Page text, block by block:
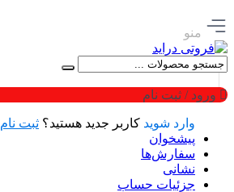
منو
ورود / ثبت نام
وارد شوید کاربر جدید هستید؟ ثبت نام
پیشخوان
سفارش‌ها
نشانی
جزئیات حساب